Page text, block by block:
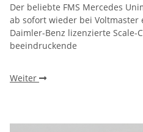
Der beliebte FMS Mercedes
ab sofort wieder bei
Daimler-Benz lizenzierte Scale-
beeindruckende
Weiter